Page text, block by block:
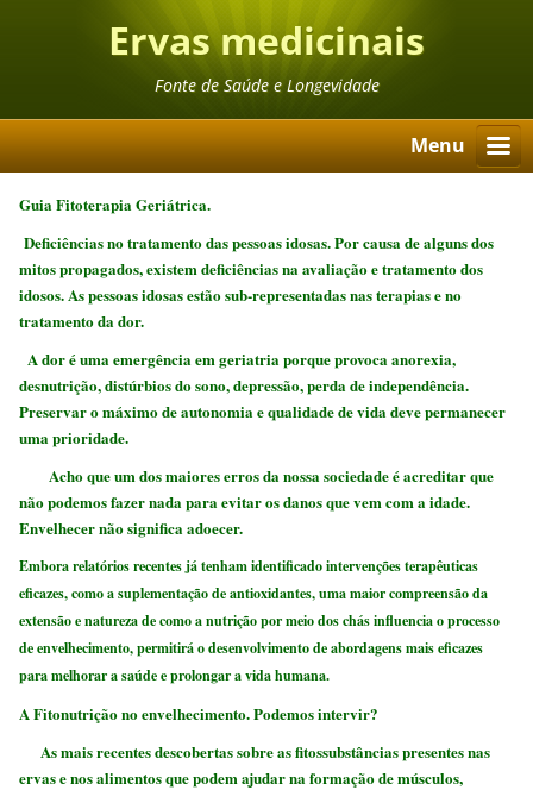
Ervas medicinais
Fonte de Saúde e Longevidade
Menu
Guia Fitoterapia Geriátrica.
Deficiências no tratamento das pessoas idosas. Por causa de alguns dos
mitos propagados, existem deficiências na avaliação e tratamento dos
idosos. As pessoas idosas estão sub-representadas nas terapias e no
tratamento da dor.
A dor é uma emergência em geriatria porque provoca anorexia,
desnutrição, distúrbios do sono, depressão, perda de independência.
Preservar o máximo de autonomia e qualidade de vida deve permanecer
uma prioridade.
Acho que um dos maiores erros da nossa sociedade é acreditar que
não podemos fazer nada para evitar os danos que vem com a idade.
Envelhecer não significa adoecer.
Embora relatórios recentes já tenham identificado intervenções terapêuticas
eficazes, como a suplementação de antioxidantes, uma maior compreensão da
extensão e natureza de como a nutrição por meio dos chás influencia o processo
de envelhecimento, permitirá o desenvolvimento de abordagens mais eficazes
para melhorar a saúde e prolongar a vida humana.
A Fitonutrição no envelhecimento. Podemos intervir?
As mais recentes descobertas sobre as fitossubstâncias presentes nas
ervas e nos alimentos que podem ajudar na formação de músculos,